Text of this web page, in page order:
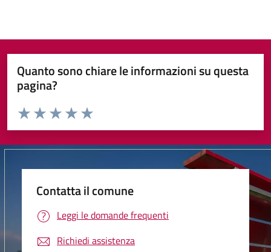
Quanto sono chiare le informazioni su questa
pagina?
Valuta da 1 a 5 stelle la pagina
Valuta 5 stelle su 5
Valuta 4 stelle su 5
Valuta 3 stelle su 5
Valuta 2 stelle su 5
Valuta 1 stelle su 5
Contatta il comune
Leggi le domande frequenti
Richiedi assistenza